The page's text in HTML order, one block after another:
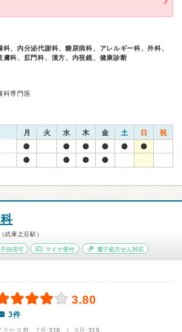
、内分泌代謝科、糖尿病科、アレルギー科、外科、
膚科、肛門科、漢方、内視鏡、健康診断
科専門医
月 火 水 木 金 土 日 祝
武庫之荘駅）
決済可 マイナ受付 電子処方せん対応
3.80
3件
クセス数 7月:318 | 6月:319